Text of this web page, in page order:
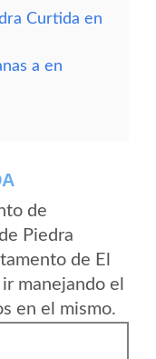
Curtida en
a en
de
Piedra
de El
manejando el
en el mismo.